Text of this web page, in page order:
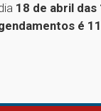
18 de abril das
é